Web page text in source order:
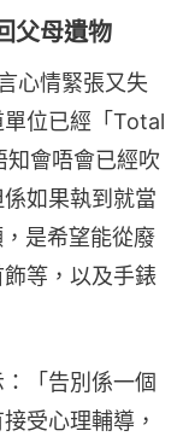
父母遺物
心情緊張又失
位已經「Total
會唔會已經吹
如果執到就當
是希望能從廢
等，以及手錶
「告別係一個
受心理輔導，